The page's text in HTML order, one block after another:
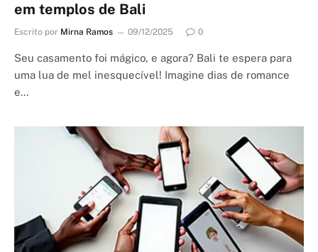
em templos de Bali
Escrito por Mirna Ramos 09/12/2025 0
Seu casamento foi mágico, e agora? Bali te espera para
uma lua de mel inesquecível! Imagine dias de romance
e…